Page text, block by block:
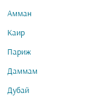
Амман
Каир
Париж
Даммам
Дубай